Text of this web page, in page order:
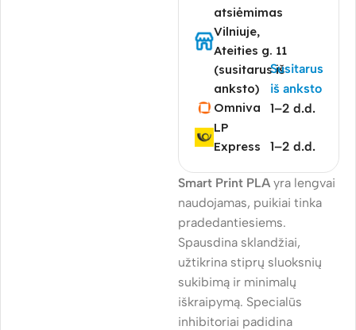
atsiėmimas
Vilniuje,
Ateities g. 11
(susitarus iš
anksto)
Susitarus
iš anksto
Omniva
1–2 d.d.
LP
Express
1–2 d.d.
Smart Print PLA yra lengvai
naudojamas, puikiai tinka
pradedantiesiems.
Spausdina sklandžiai,
užtikrina stiprų sluoksnių
sukibimą ir minimalų
iškraipymą. Specialūs
inhibitoriai padidina